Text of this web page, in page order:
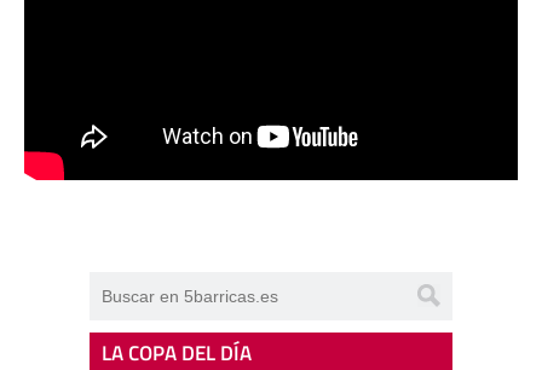
LA COPA DEL DÍA